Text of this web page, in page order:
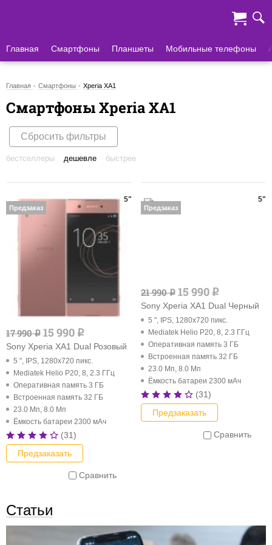
Главная Смартфоны Планшеты Мобильные телефоны
Главная Смартфоны Xperia XA1
Смартфоны Xperia XA1
Сбросить фильтры
бестселлеры дешевле быстрее
17 990q 15 990 q
Sony Xperia XA1 Dual Розовый
5 ", IPS, 1280x720 пикс.
Mediatek Helio P20, 8, 2.3 ГГц
Оперативная память 3 ГБ
Встроенная память 32 ГБ
23.0 Мп, 8.0 Мп
Ёмкость батареи 2300 мАч
(31)
Предзаказать
Сравнить
5"
Предзаказ
21 990q15 990 q
Sony Xperia XA1 Dual Черный
5 ", IPS, 1280x720 пикс.
Mediatek Helio P20, 8, 2.3 ГГц
Оперативная память 3 ГБ
Встроенная память 32 ГБ
23.0 Мп, 8.0 Мп
Ёмкость батареи 2300 мАч
(31)
Предзаказать
Сравнить
5"
Предзаказ
Статьи